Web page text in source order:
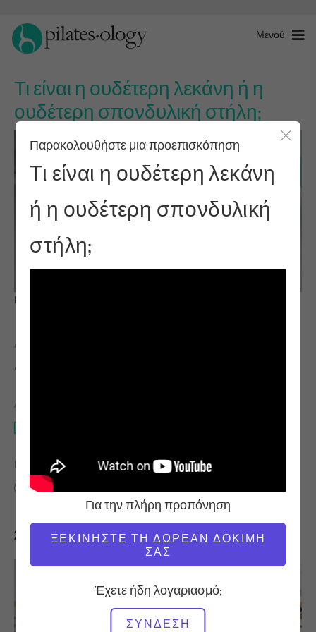
Μενού
Τι είναι η ουδέτερη λεκάνη ή η
ουδέτερη σπονδυλική στήλη;
Παρακολουθήστε μια προεπισκόπηση
Τι είναι η ουδέτερη λεκάνη
ή η ουδέτερη σπονδυλική
στήλη;
Για την πλήρη προπόνηση
ΞΕΚΙΝΉΣΤΕ ΤΗ ΔΩΡΕΆΝ ΔΟΚΙΜΉ
ΣΑΣ
Έχετε ήδη λογαριασμό;
ΣΎΝΔΕΣΗ
Παρατηρήστε & μάθετε
ΔΆΣΚΑΛΟΣ
Alisa Wyatt
ΑΠΑΙΤΟΎΜΕΝΟΣ ΕΞΟΠΛΙΣΜΌΣ
ΒΡΕΊΤΕ ΠΑΡΌΜΟΙΕΣ ΤΆΞΕΙΣ ΓΙΑ
0 - 10 λεπτά
Άλλες προπονήσεις που μπορεί να σας αρέσουν